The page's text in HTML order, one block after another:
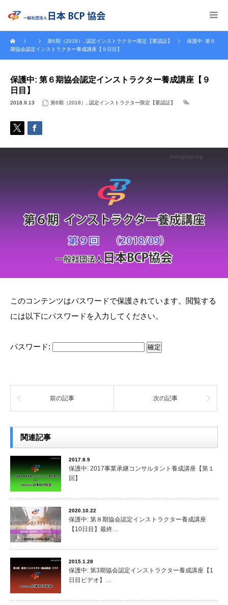
第6期（2018） 認定インストラクター限定【要認証】
保護中: 第６
期協会認定インストラクター養成講座【９日目】
保護中: 第６期協会認定インストラクター養成講座【９
日目】
2018.9.13 第6期（2018） 認定インストラクター限定【要認証】
このコンテンツはパスワードで保護されています。閲覧する
には以下にパスワードを入力してください。
パスワード:
前の記事 次の記事
関連記事
2017.8.9
保護中: 2017事業承継コンサルタント養成講座【第１
回】
2020.10.22
保護中: 第８期協会認定インストラクター養成講座
【10日目】最終…
2015.1.28
保護中: 第3期協会認定インストラクター養成講座【1
日目ビデオ】…